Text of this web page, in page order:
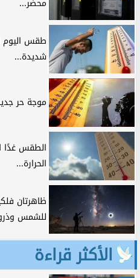
شديدة...
موجة حر جديدة تضرب
الحرارة...
ظاهرتان
للشمس
الأكثر قراءة